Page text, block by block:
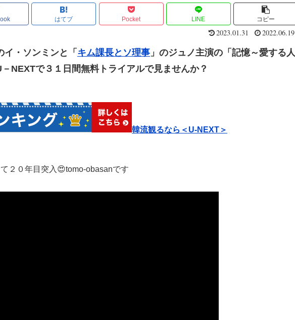
はてブ Pocket LINE コピー
2023.01.31 2022.06.19
・ソンミンと「 キム課長とソ理事 」のジュノ主演の「記憶～愛する人
NEXTで３１日間無料トライアルで見ませんか？
韓流観るなら＜U-NEXT＞
２０年目突入😍tomo-obasanです